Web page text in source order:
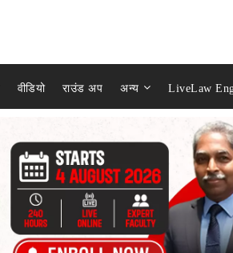
वीडियो राउंड अप अन्य LiveLaw